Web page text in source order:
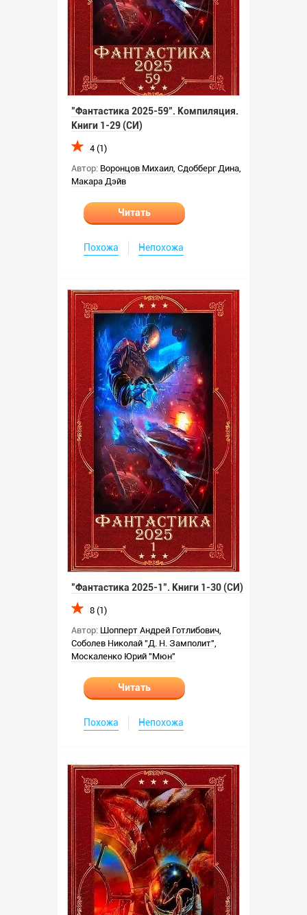
"Фантастика 2025-59". Компиляция.
Книги 1-29 (СИ)
4 (1)
Автор: Воронцов Михаил, Сдобберг Дина,
Макара Дэйв
Читать
Похожа Непохожа
"Фантастика 2025-1". Книги 1-30 (СИ)
8 (1)
Автор: Шопперт Андрей Готлибович,
Соболев Николай "Д. Н. Замполит",
Москаленко Юрий "Мюн"
Читать
Похожа Непохожа